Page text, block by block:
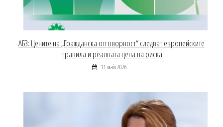
АБЗ: Цените на „Гражданска отговорност“ следват европейските
правила и реалната цена на риска
11 май 2026